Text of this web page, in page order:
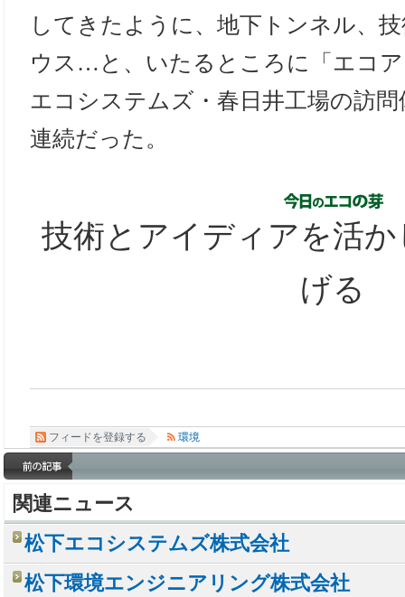
してきたように、地下トンネル、
ウス…と、いたるところに「エコ
エコシステムズ・春日井工場の訪
連続だった。
技術とアイディアを活
げる
フィードを登録する 環境
関連ニュース
松下エコシステムズ株式会社
松下環境エンジニアリング株式会社